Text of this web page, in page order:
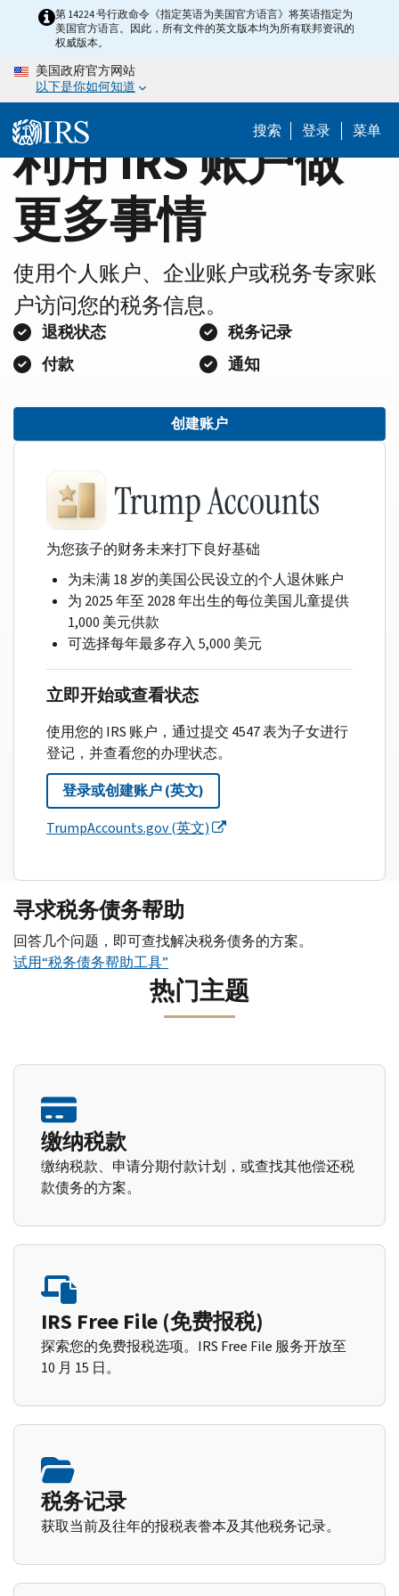
content
Home第 14224 号行政命令《指定英语为美国官方语言》将英语指定为
美国官方语言。因此，所有文件的英文版本均为所有联邦资讯的
权威版本。
美国政府官方网站
以下是你如何知道
搜索 登录 菜单
利用 IRS 账户做
更多事情
使用个人账户、企业账户或税务专家账
户访问您的税务信息。
退税状态
税务记录
付款
通知
创建账户
为您孩子的财务未来打下良好基础
为未满 18 岁的美国公民设立的个人退休账户
为 2025 年至 2028 年出生的每位美国儿童提供
1,000 美元供款
可选择每年最多存入 5,000 美元
立即开始或查看状态
使用您的 IRS 账户，通过提交 4547 表为子女进行
登记，并查看您的办理状态。
登录或创建账户 (英文)
TrumpAccounts.gov (英文)
寻求税务债务帮助
回答几个问题，即可查找解决税务债务的方案。
试用“税务债务帮助工具”
热门主题
缴纳税款
缴纳税款、申请分期付款计划，或查找其他偿还税
款债务的方案。
IRS Free File (免费报税)
探索您的免费报税选项。IRS Free File 服务开放至
10 月 15 日。
税务记录
获取当前及往年的报税表誊本及其他税务记录。